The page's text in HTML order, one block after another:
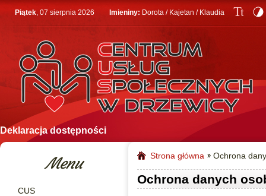
Piątek, 07 sierpnia 2026 Imieniny: Dorota / Kajetan / Klaudia
Deklaracja dostępności
Menu
CUS
Strona główna Ochrona
Ochrona danych